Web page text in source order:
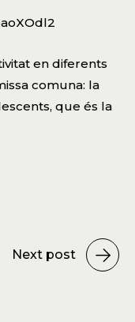
en diferents
comuna: la
que és la
Next post